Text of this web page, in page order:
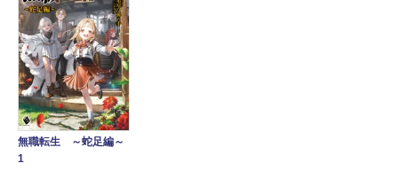
無職転生 ～蛇足編～
1